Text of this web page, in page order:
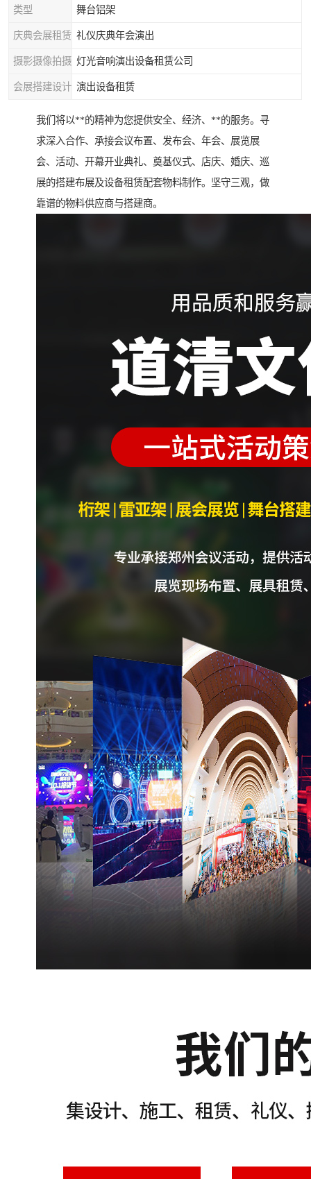
类型 舞台铝架
庆典会展租赁 礼仪庆典年会演出
摄影摄像拍摄 灯光音响演出设备租赁公司
会展搭建设计 演出设备租赁
我们将以**的精神为您提供安全、经济、**的服务。寻
求深入合作、承接会议布置、发布会、年会、展览展
会、活动、开幕开业典礼、奠基仪式、店庆、婚庆、巡
展的搭建布展及设备租赁配套物料制作。坚守三观，做
靠谱的物料供应商与搭建商。